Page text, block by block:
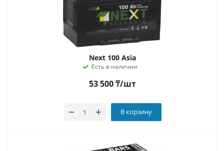
Next 100 Asia
Есть в наличии
53 500₸/шт
В корзину